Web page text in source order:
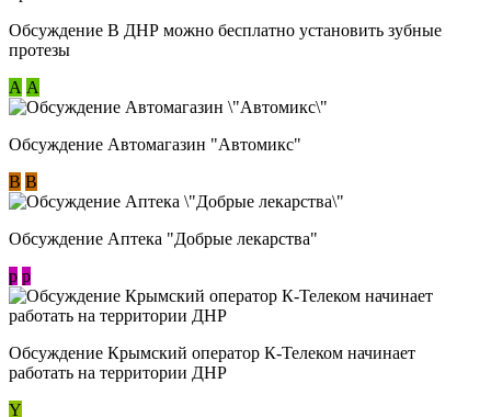
Обсуждение В ДНР можно бесплатно установить зубные
протезы
А А
Обсуждение Автомагазин "Автомикс"
В В
Обсуждение Аптека "Добрые лекарства"
p p
Обсуждение Крымский оператор К-Телеком начинает
работать на территории ДНР
Y